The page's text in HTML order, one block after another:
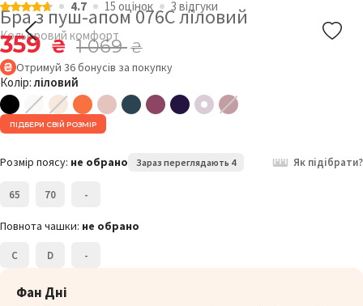
4.7 15 оцiнок 3 відгуки
Бра з пуш-апом 076C ліловий
Кольоровий комфорт
359₴ 1 069₴
Отримуй 36бонусів за покупку
Колір:ліловий
ПІДБЕРИ СВІЙ РОЗМІР
Розмір поясу: не обрано Зараз переглядають 4 Як підібрати?
65 70 -
Повнота чашки: не обрано
C D -
Фан Дні